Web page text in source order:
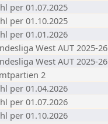
per 01.07.2025
per 01.10.2025
per 01.01.2026
West AUT 2025-26
West AUT 2025-26
2
per 01.04.2026
per 01.07.2026
per 01.10.2026